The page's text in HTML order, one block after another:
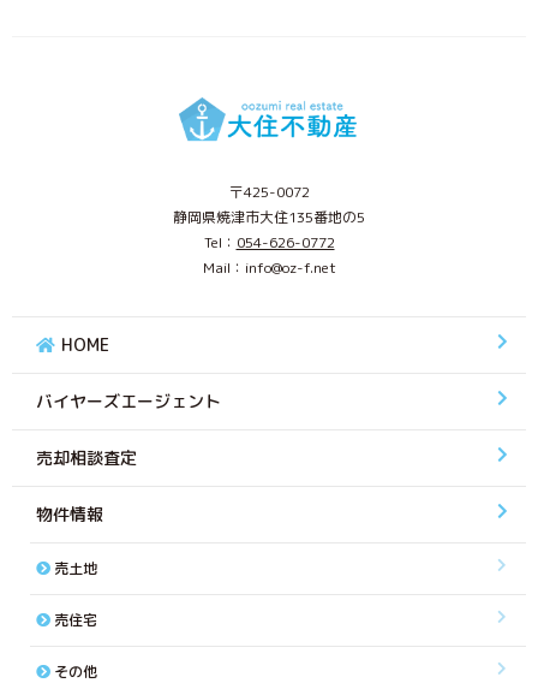
〒425-0072
静岡県焼津市大住135番地の5
Tel： 054-626-0772
Mail：info@oz-f.net
HOME
バイヤーズエージェント
売却相談査定
物件情報
売土地
売住宅
その他